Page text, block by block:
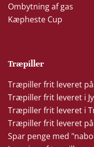
Ombytning af gas
Kæpheste Cup
Træpiller
Træpiller frit leveret på
Træpiller frit leveret i
Træpiller frit leveret i
Træpiller frit leveret
Spar penge med